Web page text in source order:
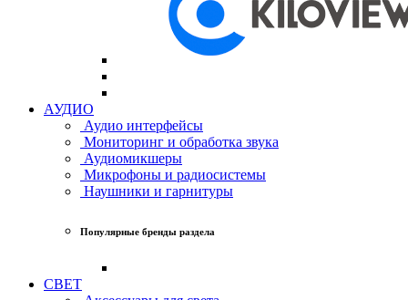
АУДИО
Аудио интерфейсы
Мониторинг и обработка звука
Аудиомикшеры
Микрофоны и радиосистемы
Наушники и гарнитуры
Популярные бренды раздела
СВЕТ